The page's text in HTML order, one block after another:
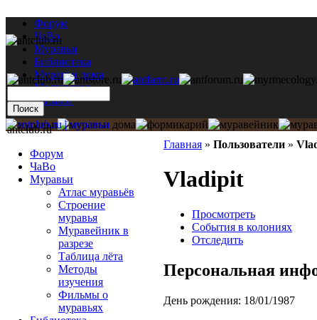
Форум
ЧаВо
Муравьи
Библиотека
Муравьи дома
Мастерская
Каталог
Главная » Пользователи »
Vladipit
Просмотреть
События в колониях
Отследить
Персональная
День рождения: 18/01/1987
antclub.ru
Форум
ЧаВо
Муравьи
Атлас муравьёв
Строение
муравья
Муравейник в
разрезе
Таблица лёта
Методы
изучения
Фильмы о
муравьях